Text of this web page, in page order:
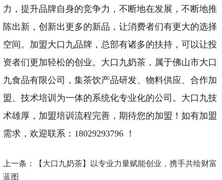
力，提升品牌自身的竞争力，不断地在发展，不断地推
陈出新，创新出更多的新品，让消费者们有更大的选择
空间。加盟大口九品牌，总部有诸多的扶持，可以让投
资者们更加轻松的创业。大口九奶茶，属于佛山市大口
九食品有限公司，集茶饮产品研发、物料供应、合作加
盟、技术培训为一体的系统化专业化的公司。大口九技
术雄厚，加盟培训流程完善，期待您的加盟！如有加盟
需求，欢迎联系：18029293796 ！
上一条：
【大口九奶茶】以专业力量赋能创业，携手共绘财富
蓝图